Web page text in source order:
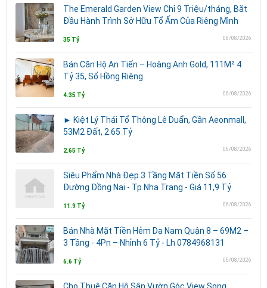
The Emerald Garden View Chỉ 9 Triệu/tháng, Bắt
Đầu Hành Trình Sở Hữu Tổ Ấm Của Riêng Mình
35 Tỷ 06/08/2026
Bán Căn Hộ An Tiến – Hoàng Anh Gold, 111M² 4
Tỷ 35, Sổ Hồng Riêng
4.35 Tỷ 06/08/2026
► Kiệt Lý Thái Tổ Thông Lê Duẩn, Gần Aeonmall,
53M2 Đất, 2.65 Tỷ
2.65 Tỷ 06/08/2026
Siêu Phẩm Nhà Đẹp 3 Tầng Mặt Tiền Số 56
Đường Đồng Nai - Tp Nha Trang - Giá 11,9 Tỷ
11.9 Tỷ 06/08/2026
Bán Nhà Mặt Tiền Hẻm Dạ Nam Quận 8 – 69M2 –
3 Tầng - 4Pn – Nhỉnh 6 Tỷ - Lh 0784968131
6.6 Tỷ 06/08/2026